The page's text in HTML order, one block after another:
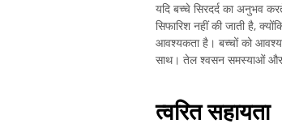
यदि बच्चे सिरदर्द का अनुभव
सिफारिश नहीं की जाती है,
आवश्यकता है। बच्चों को
साथ। तेल श्वसन समस्याओं
त्वरित सहायता